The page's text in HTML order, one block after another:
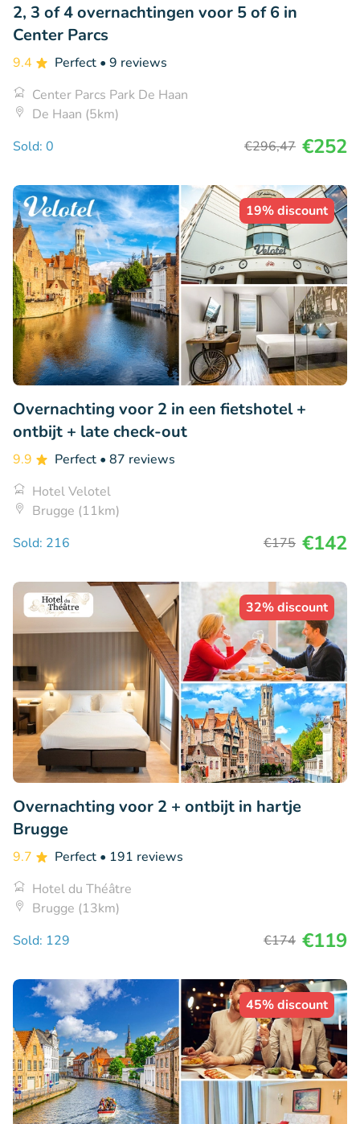
2, 3 of 4 overnachtingen voor 5 of 6 in
Center Parcs
9.4 Perfect • 9 reviews
Center Parcs Park De Haan
De Haan (5km)
Sold: 0
€296,47 €252
19% discount
Overnachting voor 2 in een fietshotel +
ontbijt + late check-out
9.9 Perfect • 87 reviews
Hotel Velotel
Brugge (11km)
Sold: 216
€175 €142
32% discount
Overnachting voor 2 + ontbijt in hartje
Brugge
9.7 Perfect • 191 reviews
Hotel du Théâtre
Brugge (13km)
Sold: 129
€174 €119
45% discount